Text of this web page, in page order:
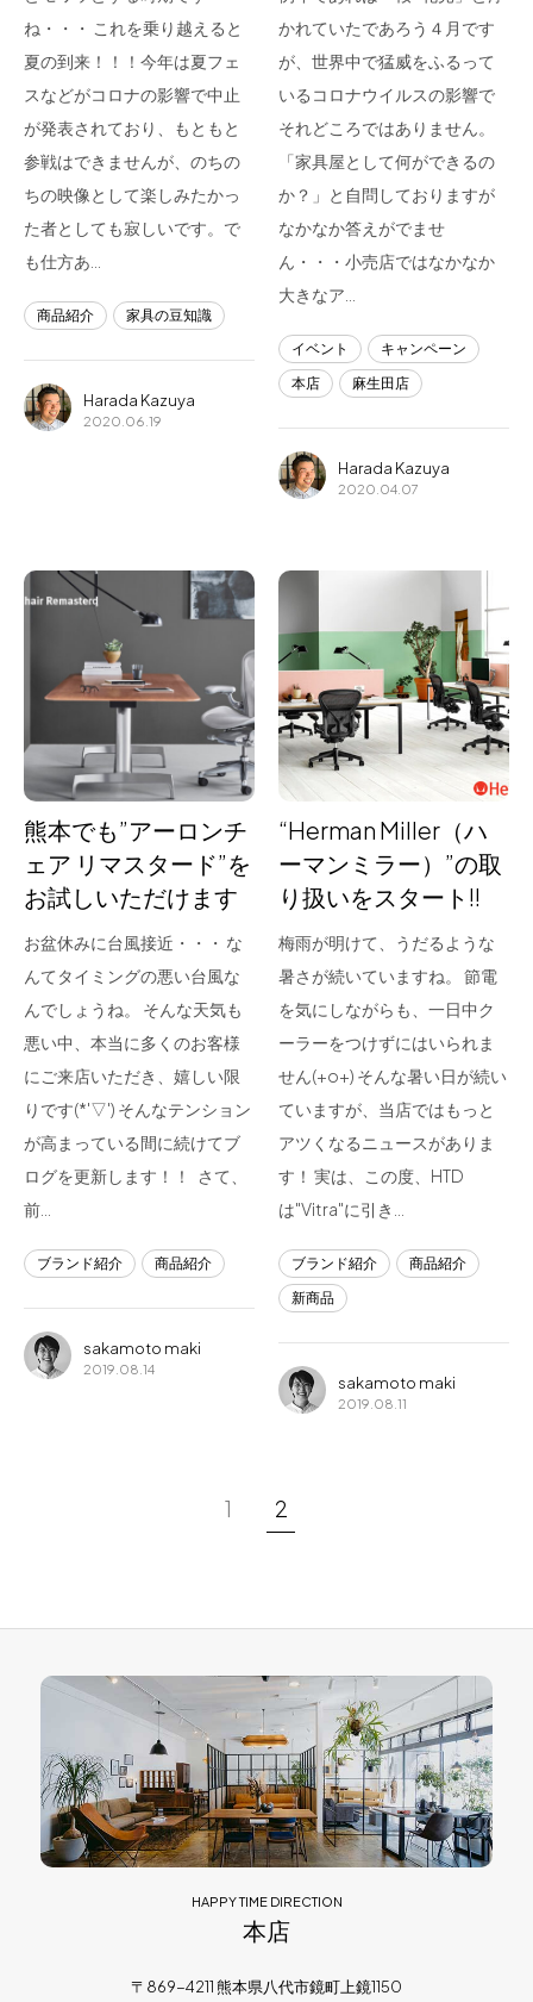
ね・・・ これを乗り越えると
夏の到来！！！今年は夏フェ
スなどがコロナの影響で中止
が発表されており、もともと
参戦はできませんが、のちの
ちの映像として楽しみたかっ
た者としても寂しいです。で
も仕方あ…
商品紹介 家具の豆知識
Harada Kazuya
2020.06.19
かれていたであろう４月です
が、世界中で猛威をふるって
いるコロナウイルスの影響で
それどころではありません。
「家具屋として何ができるの
か？」と自問しておりますが
なかなか答えがでませ
ん・・・小売店ではなかなか
大きなア…
イベント
キャンペーン
本店
麻生田店
Harada Kazuya
2020.04.07
熊本でも”アーロンチ
ェア リマスタード”を
お試しいただけます
お盆休みに台風接近・・・ な
んてタイミングの悪い台風な
んでしょうね。 そんな天気も
悪い中、本当に多くのお客様
にご来店いただき、嬉しい限
りです(*'▽') そんなテンション
が高まっている間に続けてブ
ログを更新します！！ さて、
前…
ブランド紹介 商品紹介
sakamoto maki
2019.08.14
“Herman Miller（ハ
ーマンミラー）”の取
り扱いをスタート!!
梅雨が明けて、うだるような
暑さが続いていますね。 節電
を気にしながらも、一日中ク
ーラーをつけずにはいられま
せん(+o+) そんな暑い日が続い
ていますが、当店ではもっと
アツくなるニュースがありま
す！ 実は、この度、HTD
は"Vitra"に引き…
ブランド紹介
商品紹介
新商品
sakamoto maki
2019.08.11
1 2
HAPPY TIME DIRECTION
本店
〒869-4211 熊本県八代市鏡町上鏡1150